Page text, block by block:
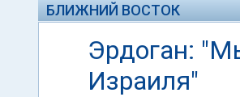
БЛИЖНИЙ ВОСТОК
Эрдоган:
Израиля"